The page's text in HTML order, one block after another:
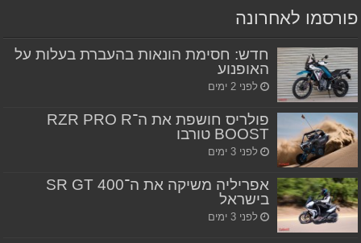
פורסמו לאחרונה
חדש: חסימת הונאות בהעברת בעלות על
האופנוע
לפני 2 ימים
פולריס חושפת את ה־RZR PRO R
BOOST טורבו
לפני 3 ימים
אפריליה משיקה את ה־SR GT 400
בישראל
לפני 3 ימים